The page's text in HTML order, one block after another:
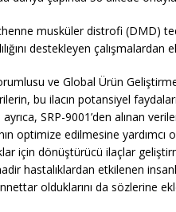
musküler distrofi (DMD)
destekleyen
ve Global Ürün
bu ilacın potansiyel
ayrıca, SRP-9001’den alınan
optimize edilmesine
için dönüştürücü ilaçlar
hastalıklardan etkilenen
olduklarını da sözlerine